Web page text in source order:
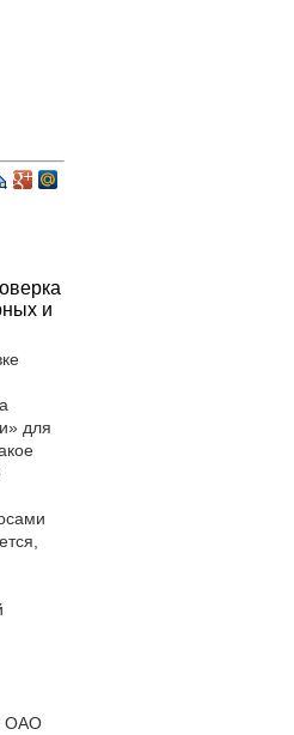
и
для
ОАО